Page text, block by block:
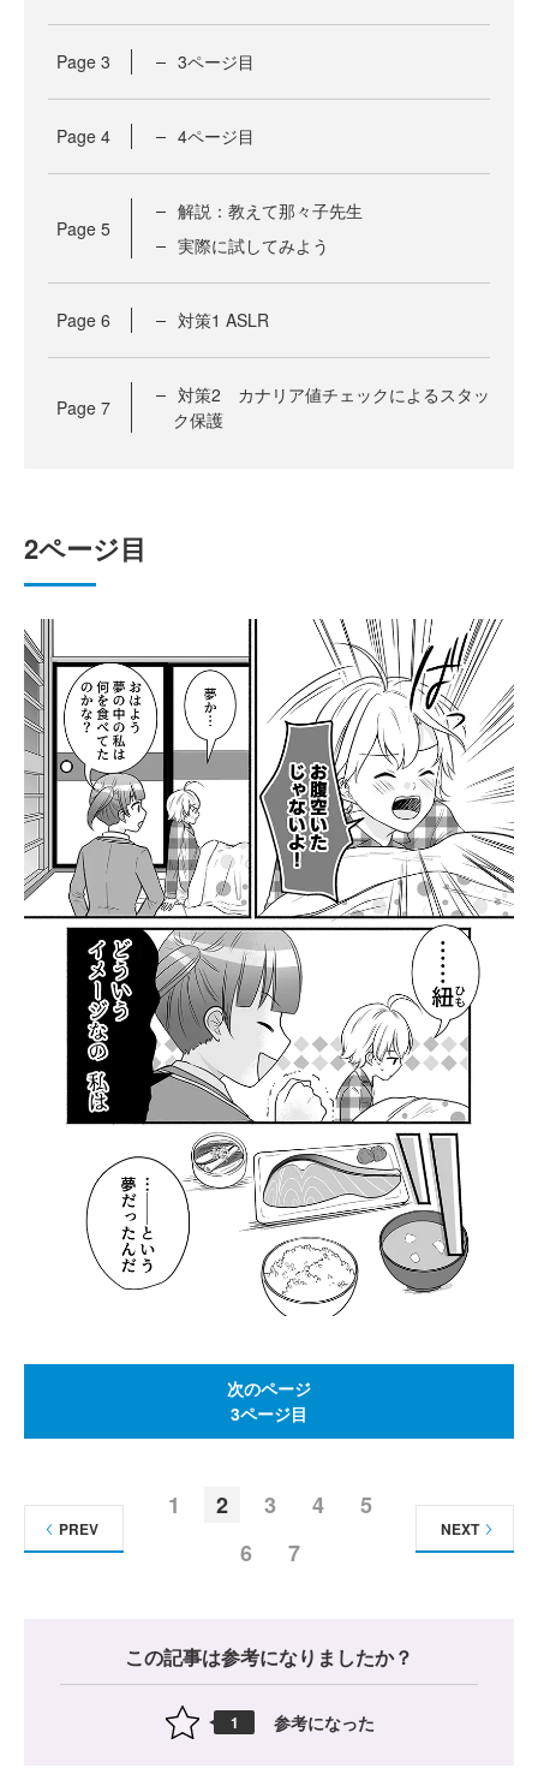
Page 3 3ページ目
Page 4 4ページ目
Page 5
解説：教えて那々子先生
実際に試してみよう
Page 6 対策1 ASLR
Page 7
対策2 カナリア値チェックによるスタッ
ク保護
2ページ目
次のページ
3ページ目
1 2 3 4
5
6
7
PREV NEXT
この記事は参考になりましたか？
1 参考になった